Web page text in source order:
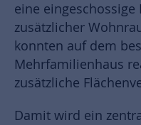
eine
zusätzlicher
konnten auf dem
Mehrfamilienhaus
zusätzliche
Damit wird ein